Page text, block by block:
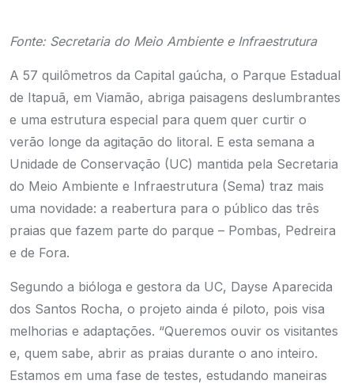
Fonte: Secretaria do Meio Ambiente e Infraestrutura
A 57 quilômetros da Capital gaúcha, o Parque Estadual
de Itapuã, em Viamão, abriga paisagens deslumbrantes
e uma estrutura especial para quem quer curtir o
verão longe da agitação do litoral. E esta semana a
Unidade de Conservação (UC) mantida pela Secretaria
do Meio Ambiente e Infraestrutura (Sema) traz mais
uma novidade: a reabertura para o público das três
praias que fazem parte do parque – Pombas, Pedreira
e de Fora.
Segundo a bióloga e gestora da UC, Dayse Aparecida
dos Santos Rocha, o projeto ainda é piloto, pois visa
melhorias e adaptações. “Queremos ouvir os visitantes
e, quem sabe, abrir as praias durante o ano inteiro.
Estamos em uma fase de testes, estudando maneiras